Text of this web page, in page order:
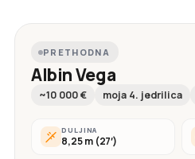
PRETHODNA
Albin Vega
~10 000 € moja 4. jedrilica
DULJINA
8,25 m (27′)